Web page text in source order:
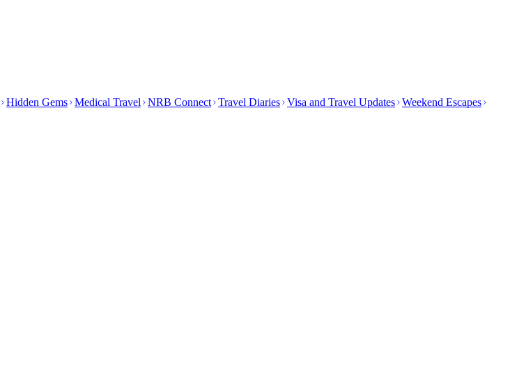
Hidden Gems Medical Travel NRB Connect Travel Diaries Visa and Travel Updates Weekend Escapes